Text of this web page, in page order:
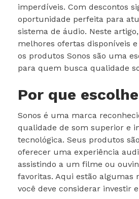
imperdíveis. Com descontos
oportunidade perfeita para
sistema de áudio. Neste
melhores ofertas disponíveis
os produtos Sonos são uma
para quem busca qualidade
Por que
Sonos é uma marca
qualidade de som superior e
tecnológica. Seus produtos
oferecer uma experiência
assistindo a um filme ou
favoritas. Aqui estão algumas
você deve considerar investir